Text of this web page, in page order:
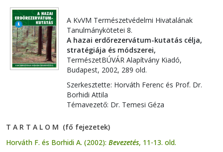
A KvVM Természetvédelmi Hivatalának
Tanulmánykötetei 8.
A hazai erdőrezervátum-kutatás célja,
stratégiája és módszerei,
TermészetBÚVÁR Alapítvány Kiadó,
Budapest, 2002, 289 old.
Szerkesztette: Horváth Ferenc és Prof. Dr.
Borhidi Attila
Témavezető: Dr. Temesi Géza
T A R T A L O M (fő fejezetek)
Horváth F. és Borhidi A. (2002): Bevezetés, 11-13. old.